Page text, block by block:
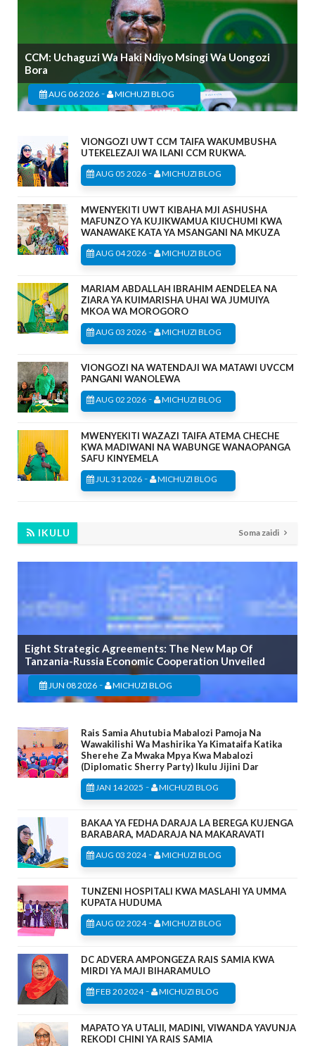
CCM: Uchaguzi Wa Haki Ndiyo Msingi Wa Uongozi
Bora
AUG 06 2026 - MICHUZI BLOG
VIONGOZI UWT CCM TAIFA WAKUMBUSHA
UTEKELEZAJI WA ILANI CCM RUKWA.
AUG 05 2026 - MICHUZI BLOG
MWENYEKITI UWT KIBAHA MJI ASHUSHA
MAFUNZO YA KUJIKWAMUA KIUCHUMI KWA
WANAWAKE KATA YA MSANGANI NA MKUZA
AUG 04 2026 - MICHUZI BLOG
MARIAM ABDALLAH IBRAHIM AENDELEA NA
ZIARA YA KUIMARISHA UHAI WA JUMUIYA
MKOA WA MOROGORO
AUG 03 2026 - MICHUZI BLOG
VIONGOZI NA WATENDAJI WA MATAWI UVCCM
PANGANI WANOLEWA
AUG 02 2026 - MICHUZI BLOG
MWENYEKITI WAZAZI TAIFA ATEMA CHECHE
KWA MADIWANI NA WABUNGE WANAOPANGA
SAFU KINYEMELA
JUL 31 2026 - MICHUZI BLOG
IKULU Soma zaidi
Eight Strategic Agreements: The New Map Of
Tanzania-Russia Economic Cooperation Unveiled
JUN 08 2026 - MICHUZI BLOG
Rais Samia Ahutubia Mabalozi Pamoja Na
Wawakilishi Wa Mashirika Ya Kimataifa Katika
Sherehe Za Mwaka Mpya Kwa Mabalozi
(Diplomatic Sherry Party) Ikulu Jijini Dar
JAN 14 2025 - MICHUZI BLOG
BAKAA YA FEDHA DARAJA LA BEREGA KUJENGA
BARABARA, MADARAJA NA MAKARAVATI
AUG 03 2024- MICHUZI BLOG
TUNZENI HOSPITALI KWA MASLAHI YA UMMA
KUPATA HUDUMA
AUG 02 2024- MICHUZI BLOG
DC ADVERA AMPONGEZA RAIS SAMIA KWA
MIRDI YA MAJI BIHARAMULO
FEB 20 2024- MICHUZI BLOG
MAPATO YA UTALII, MADINI, VIWANDA YAVUNJA
REKODI CHINI YA RAIS SAMIA